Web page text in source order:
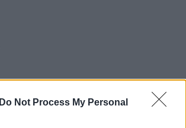
Do Not Process My Personal